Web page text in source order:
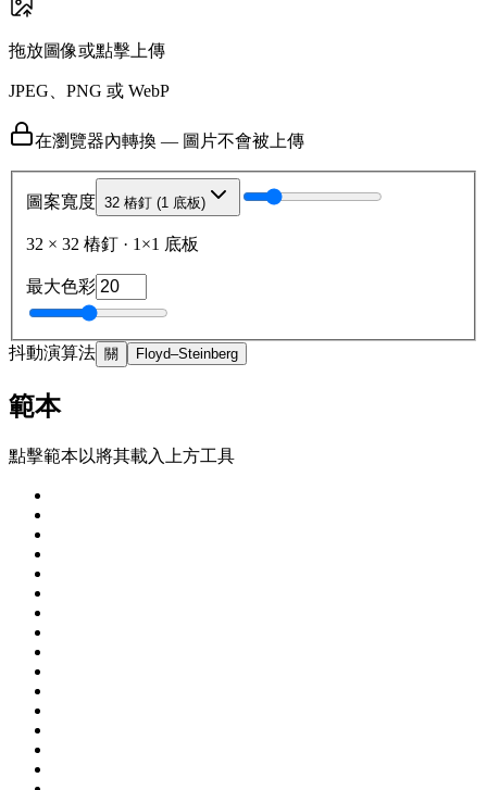
拖放圖像或點擊上傳
JPEG、PNG 或 WebP
在瀏覽器內轉換 — 圖片不會被上傳
圖案寬度 32 樁釘 (1 底板)
32 × 32 樁釘 · 1×1 底板
最大色彩
抖動演算法 關 Floyd–Steinberg
範本
點擊範本以將其載入上方工具